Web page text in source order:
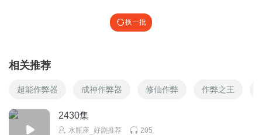
换一批
相关推荐
超能作弊器 成神作弊器 修仙作弊 作弊之王
2430集
水瓶座_好剧推荐 205